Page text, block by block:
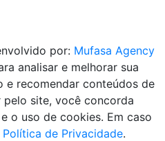
por: Mufasa Agency
analisar e melhorar sua
e recomendar conteúdos de
pelo site, você concorda
o uso de cookies. Em caso
Política de Privacidade.